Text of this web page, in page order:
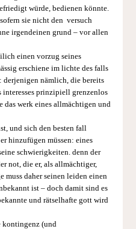
würde, bedienen könnte.
sie nicht den versuch
irgendeinen grund – vor allen
einen vorzug seines
erschiene im lichte des falls
derjenigen nämlich, die bereits
interesses prinzipiell grenzenlos
das werk eines allmächtigen und
und sich den besten fall
hinzufügen müssen: eines
schwierigkeiten. denn der
not, die er, als allmächtiger,
muss daher seinen leiden einen
ist – doch damit sind es
und rätselhafte gott wird
kontingenz (und